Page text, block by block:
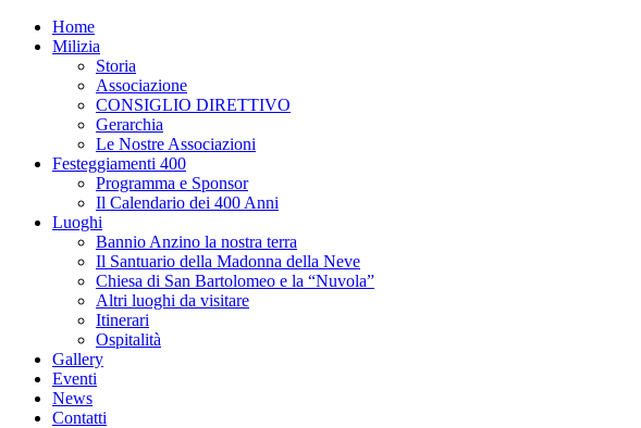
Home
Milizia
Storia
Associazione
CONSIGLIO DIRETTIVO
Gerarchia
Le Nostre Associazioni
Festeggiamenti 400
Programma e Sponsor
Il Calendario dei 400 Anni
Luoghi
Bannio Anzino la nostra terra
Il Santuario della Madonna della Neve
Chiesa di San Bartolomeo e la “Nuvola”
Altri luoghi da visitare
Itinerari
Ospitalità
Gallery
Eventi
News
Contatti